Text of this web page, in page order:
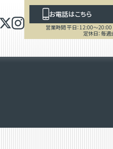
お電話はこちら
営業時間 平日：12:00～
定休日：毎